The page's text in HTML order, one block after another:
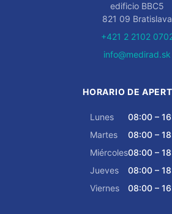
edificio BBC5
821 09 Bratislava
+421 2 2102
info@medirad.sk
HORARIO DE
Lunes
08:00 –
Martes
08:00 –
Miércoles08:00 –
Jueves
08:00 –
Viernes
08:00 –